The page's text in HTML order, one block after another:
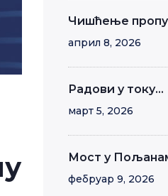
Чишћење
април 8, 2026
Радови у току…
март 5, 2026
Мост у
фебруар 9, 2026